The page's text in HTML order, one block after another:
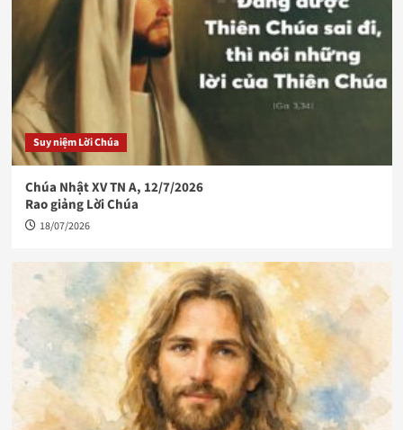
Suy niệm Lời Chúa
Chúa Nhật XV TN A, 12/7/2026
Rao giảng Lời Chúa
18/07/2026